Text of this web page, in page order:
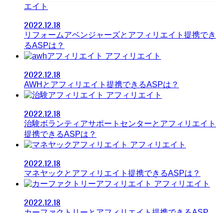
エイト
2022.12.18
リフォームアベンジャーズとアフィリエイト提携でき
るASPは？
アフィリエイト
2022.12.18
AWHとアフィリエイト提携できるASPは？
アフィリエイト
2022.12.18
治験ボランティアサポートセンターとアフィリエイト
提携できるASPは？
アフィリエイト
2022.12.18
マネヤックとアフィリエイト提携できるASPは？
アフィリエイト
2022.12.18